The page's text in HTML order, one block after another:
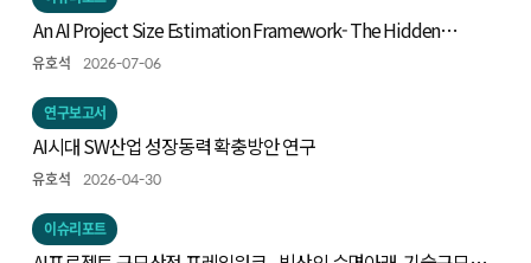
An AI Project Size Estimation Framework- The Hidden
Iceberg: Measuring Technical Scope -
유호석 2026-07-06
연구보고서
AI시대 SW산업 성장동력 확충방안 연구
유호석 2026-04-30
이슈리포트